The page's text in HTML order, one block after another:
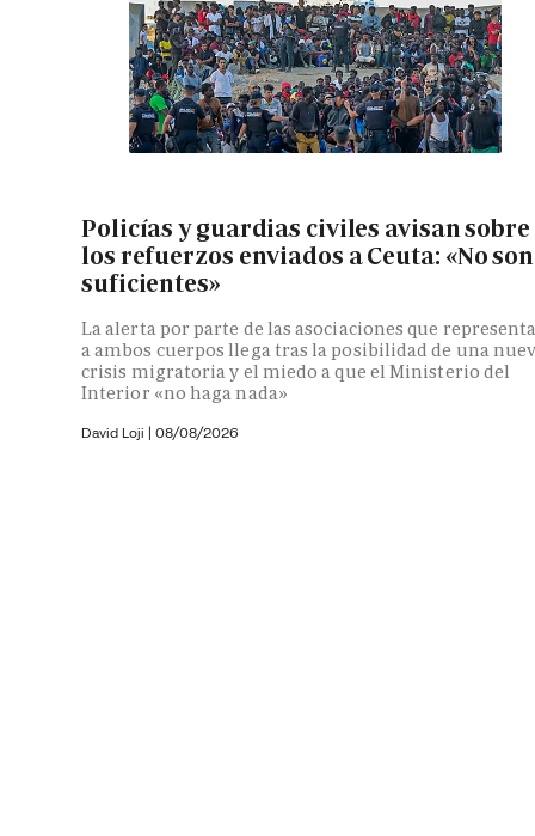
Policías y guardias civiles avisan sobre
los refuerzos enviados a Ceuta: «No son
suficientes»
La alerta por parte de las asociaciones que
a ambos cuerpos llega tras la posibilidad de una
crisis migratoria y el miedo a que el Ministerio del
Interior «no haga nada»
David Loji | 08/08/2026